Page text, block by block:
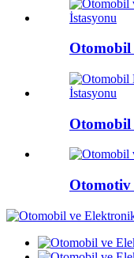
Otomobil
Otomobil
Otomotiv